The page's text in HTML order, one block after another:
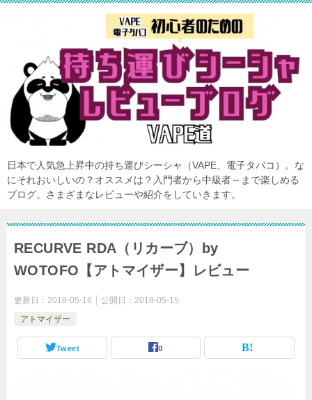
日本で人気急上昇中の持ち運びシーシャ（VAPE、電子タバコ）。な
にそれおいしいの？オススメは？入門者から中級者～まで楽しめる
ブログ。さまざまなレビューや紹介をしていきます。
RECURVE RDA（リカーブ）by
WOTOFO【アトマイザー】レビュー
更新日： 2018-05-16 公開日： 2018-05-15
アトマイザー
Tweet 0